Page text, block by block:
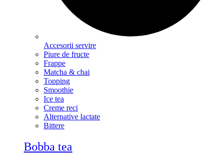
Accesorii servire
Piure de fructe
Frappe
Matcha & chai
Topping
Smoothie
Ice tea
Creme reci
Alternative lactate
Bittere
Bobba tea